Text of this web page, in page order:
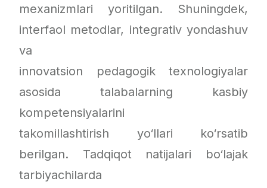
mexanizmlari yoritilgan. Shuningdek,
interfaol metodlar, integrativ yondashuv
va
innovatsion pedagogik texnologiyalar
asosida talabalarning kasbiy
kompetensiyalarini
takomillashtirish yo‘llari ko‘rsatib
berilgan. Tadqiqot natijalari bo‘lajak
tarbiyachilarda